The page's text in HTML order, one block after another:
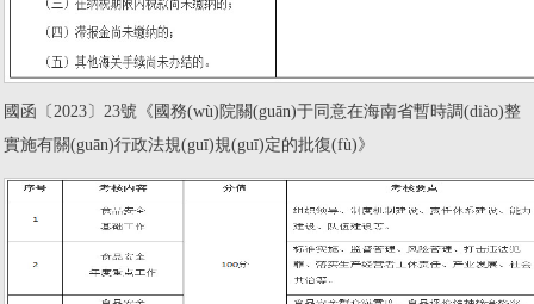
國函〔2023〕23號《國務(wù)院關(guān)于同意在海南省暫時調(diào)整
實施有關(guān)行政法規(guī)規(guī)定的批復(fù)》